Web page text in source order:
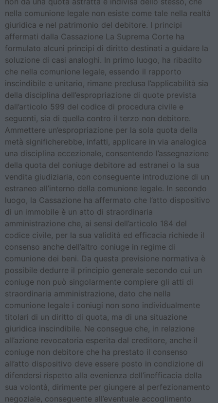
nella comunione legale non esiste come tale nella realtà
giuridica e nel patrimonio del debitore. I principi
affermati dalla Cassazione La Suprema Corte ha
formulato alcuni principi di diritto destinati a guidare la
soluzione di casi analoghi. In primo luogo, ha ribadito
che nella comunione legale, essendo il rapporto
inscindibile e unitario, rimane preclusa l’applicabilità sia
della disciplina dell’espropriazione di quote prevista
dall’articolo 599 del codice di procedura civile e
seguenti, sia di quella contro il terzo non debitore.
Ammettere un’espropriazione per la sola quota della
metà significherebbe, infatti, applicare in via analogica
una disciplina eccezionale, consentendo l’assegnazione
della quota del coniuge debitore ad estranei o la sua
vendita giudiziaria, con conseguente introduzione di un
estraneo all’interno della comunione legale. In secondo
luogo, la Cassazione ha affermato che l’atto dispositivo
di un immobile è un atto di straordinaria
amministrazione che, ai sensi dell’articolo 184 del
codice civile, per la sua validità ed efficacia richiede il
consenso anche dell’altro coniuge in regime di
comunione dei beni. Da questa previsione normativa è
possibile dedurre il principio generale secondo cui un
coniuge non può singolarmente compiere gli atti di
straordinaria amministrazione, dato che nella
comunione legale i coniugi non sono individualmente
titolari di un diritto di quota, ma di una situazione
giuridica inscindibile. Ne consegue che, in relazione
all’azione revocatoria esperita dal creditore, anche il
coniuge non debitore che ha prestato il consenso
all’atto dispositivo deve essere posto in condizione di
difendersi rispetto alla evenienza dell’inefficacia della
sua volontà, dirimente per giungere al perfezionamento
negoziale, conseguente all’eventuale accoglimento